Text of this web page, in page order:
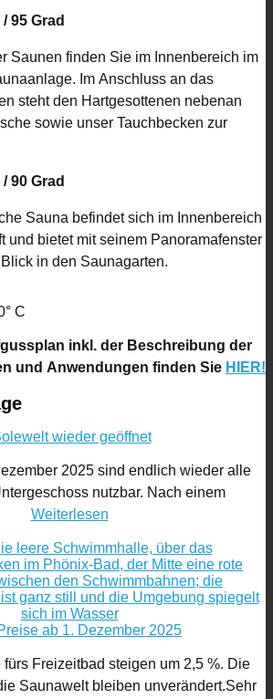
95 Grad
Saunen finden Sie im Innenbereich im
Im Anschluss an das
steht den Hartgesottenen nebenan
sowie unser Tauchbecken zur
90 Grad
Sauna befindet sich im Innenbereich
und bietet mit seinem Panoramafenster
in den Saunagarten.
C
inkl. der Beschreibung der
und Anwendungen finden Sie HIER!
wieder geöffnet
2025 sind endlich wieder alle
nutzbar. Nach einem
Weiterlesen
ab 1. Dezember 2025
Freizeitbad steigen um 2,5 %. Die
Saunawelt bleiben unverändert.Sehr